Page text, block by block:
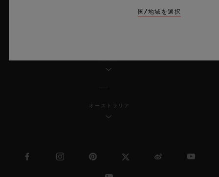
オーストラリア
国/地域を選択